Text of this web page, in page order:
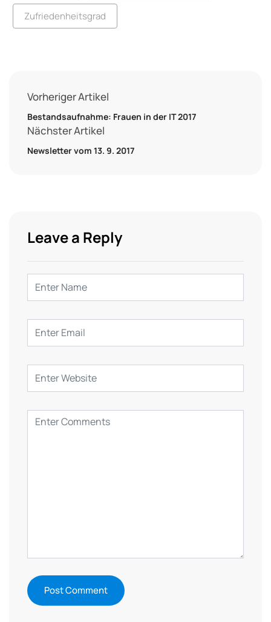
Zufriedenheitsgrad
Vorheriger Artikel
Bestandsaufnahme: Frauen in der IT 2017
Nächster Artikel
Newsletter vom 13. 9. 2017
Leave a Reply